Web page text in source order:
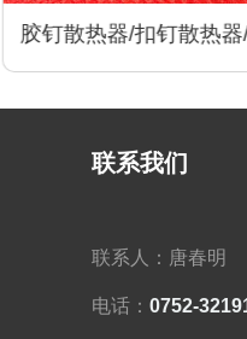
胶钉散热器/扣钉散热器
卡扣散热器/尼龙卡扣/
联系我们
联系人：唐春明
电话：0752-